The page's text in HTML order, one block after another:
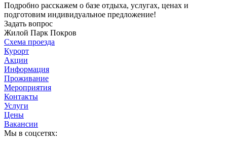
Подробно расскажем о базе отдыха, услугах, ценах и
подготовим индивидуальное предложение!
Задать вопрос
Жилой Парк Покров
Схема проезда
Курорт
Акции
Информация
Проживание
Мероприятия
Контакты
Услуги
Цены
Вакансии
Мы в соцсетях: